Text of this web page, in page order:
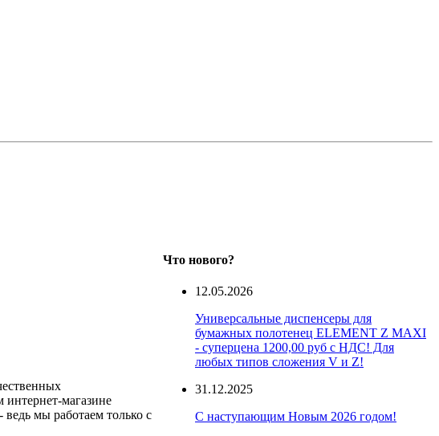
интернет-магазине
мы работаем только с
Что нового?
12.05.2026
Универсальные диспенсеры для
бумажных полотенец ELEMENT Z MAXI
- суперцена 1200,00 руб с НДС! Для
любых типов сложения V и Z!
31.12.2025
С наступающим Новым 2026 годом!